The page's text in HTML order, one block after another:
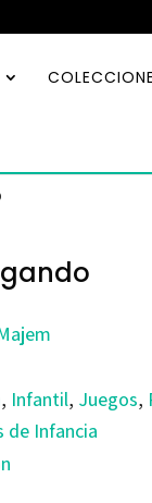
, Infantil, Juegos,
de Infancia